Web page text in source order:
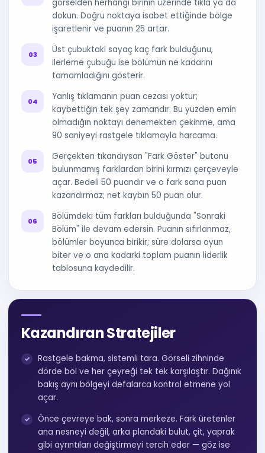
görselden herhangi birinin üzerinde tıkla ya da
dokun. Doğru noktaya isabet ettiğinde bölge
işaretlenir ve puanın 25 artar.
Üst çubuktaki sayaç kaç fark bulduğunu,
ilerleme çubuğu ise bölümün ne kadarını
tamamladığını gösterir.
Yanlış tıklamanın puan cezası yoktur;
kaybettiğin tek şey zamandır. Bu yüzden emin
olmadığın noktayı denemekten çekinme, ama
90 saniyeyi rastgele tıklamayla harcama.
Gerçekten tıkandıysan "Fark Göster" butonu
bulunmamış farklardan birini kırmızı çerçeveyle
açar. Bedeli 50 puandır ve o fark sana puan
kazandırmaz; net kaybın 50 puan olur.
Bölümdeki tüm farkları bulduğunda "Sonraki
Bölüm" ile devam edersin. Puanın sıfırlanmaz,
bölümler boyunca birikir; süre dolarsa oyun
biter ve o ana kadarki toplam puanın liderlik
tablosuna kaydedilir.
Kazandıran Stratejiler
Rastgele bakma, sistemli tara. Görseli zihninde
dörde böl ve her çeyreği tek tek karşılaştır. Dağınık
bakış aynı bölgeyi defalarca kontrol etmene yol
açar.
Önce çevreye bak, sonra merkeze. Fark üretenler
ana nesneyi değil, arka plandaki bulut, çit, yaprak
gibi ayrıntıları değiştirmeyi tercih eder — göz ise